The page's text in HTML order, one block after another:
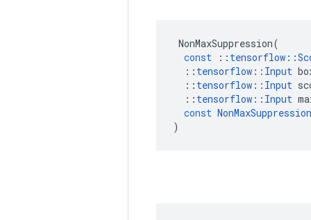
NonMaxSuppression(
const
:: tensorflow ::
:: tensorflow :: Input
:: tensorflow :: Input
:: tensorflow :: Input
const NonMaxSuppression
)